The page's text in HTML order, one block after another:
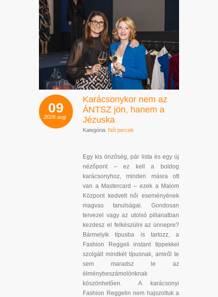
09
2026 aug.
Karácsonykor nem az
ÁNTSZ jön, hanem a
Jézuska
Kategória: Női percek
Egy kis önzőség, pár lista és egy új
nézőpont – ez kell a boldog
karácsonyhoz, minden másra ott
van a Mastercard – ezek a Malom
Központ kedvelt női eseményének
magvas tanulságai. Gondosan
tervezel vagy az utolsó pillanatban
kezdesz el felkészülni az ünnepre?
Bármelyik típusba is tartozz, a
Fashion Reggeli instant tippekkel
szolgált mindkét típusnak, amiről te
sem maradsz le az
élménybeszámolónknak
köszönhetően. A karácsonyi
Fashion Reggelin nem hajszoltuk a